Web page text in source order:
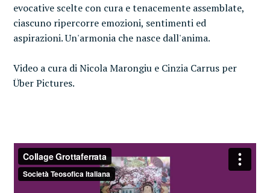
evocative scelte con cura e tenacemente assemblate,
ciascuno ripercorre emozioni, sentimenti ed
aspirazioni. Un'armonia che nasce dall'anima.
Video a cura di Nicola Marongiu e Cinzia Carrus per
Über Pictures.